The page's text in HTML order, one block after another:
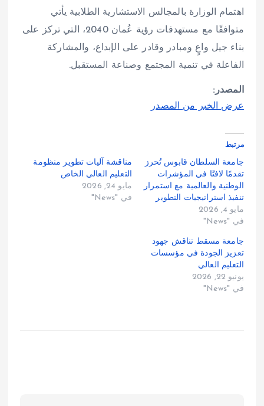
اهتمام الوزارة بالمجالس الاستشارية الطلابية يأتي
متوافقًا مع مستهدفات رؤية عُمان 2040، التي تركز على
بناء جيل واعٍ ومبادر وقادر على الإبداع، والمشاركة
الفاعلة في تنمية المجتمع وصناعة المستقبل.
المصدر:
عرض الخبر من المصدر
مرتبط
جامعة السلطان قابوس تُحرز
تقدمًا لافتًا في المؤشرات
الوطنية والعالمية مع استمرار
تنفيذ استراتيجيات التطوير
مايو 4, 2026
في "News"
مناقشة آليات تطوير منظومة
التعليم العالي الخاص
مايو 24, 2026
في "News"
جامعة مسقط تناقش جهود
تعزيز الجودة في مؤسسات
التعليم العالي
يونيو 22, 2026
في "News"